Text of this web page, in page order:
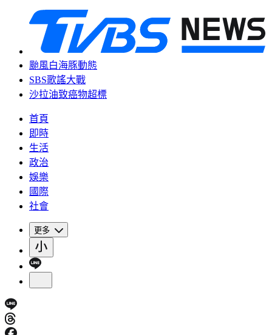
颱風白海豚動態
SBS歌謠大戰
沙拉油致癌物超標
首頁
即時
生活
政治
娛樂
國際
社會
更多